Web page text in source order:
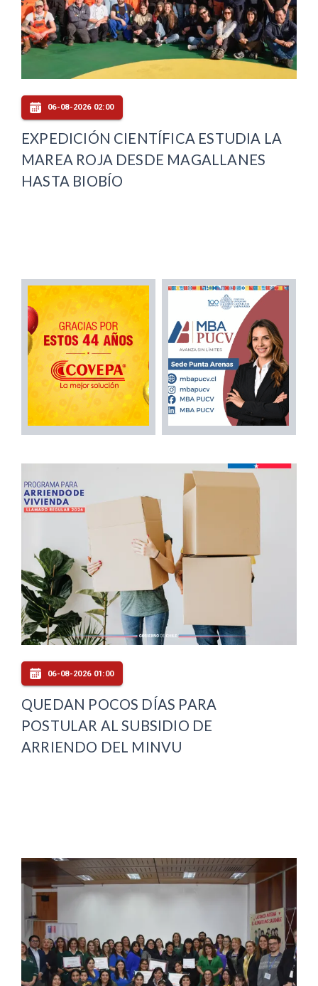
06-08-2026 02:00
EXPEDICIÓN CIENTÍFICA ESTUDIA LA
MAREA ROJA DESDE MAGALLANES
HASTA BIOBÍO
06-08-2026 01:00
QUEDAN POCOS DÍAS PARA
POSTULAR AL SUBSIDIO DE
ARRIENDO DEL MINVU